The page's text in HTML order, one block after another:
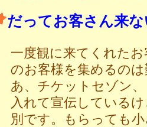
だってお客さん来
一度観に来てくれた
のお客様を集めるの
あ、チケットセゾン
入れて宣伝している
別です。もらっても